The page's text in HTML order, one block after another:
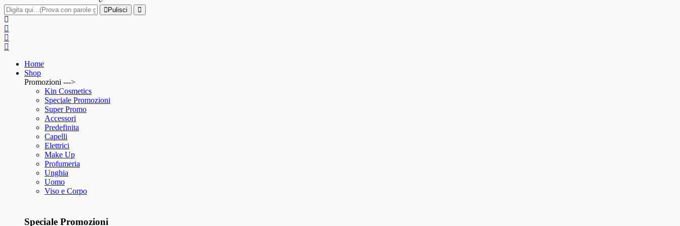
Pulisci
Home
Shop
Promozioni --->
Kin Cosmetics
Speciale Promozioni
Super Promo
Accessori
Predefinita
Capelli
Elettrici
Make Up
Profumeria
Unghia
Uomo
Viso e Corpo
Speciale Promozioni